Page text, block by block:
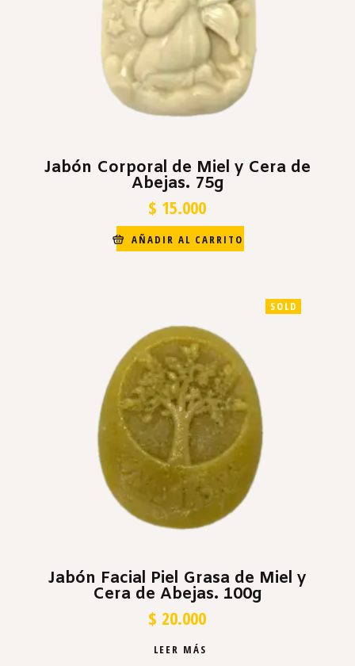
Jabón Corporal de Miel y Cera de
Abejas. 75g
$ 15.000
AÑADIR AL CARRITO
SOLD
Jabón Facial Piel Grasa de Miel y
Cera de Abejas. 100g
$ 20.000
LEER MÁS